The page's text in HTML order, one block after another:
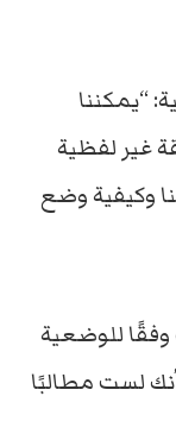
“يمكننا
غير لفظية
وكيفية وضع
وفقًا للوضعية
لست مطالبًا